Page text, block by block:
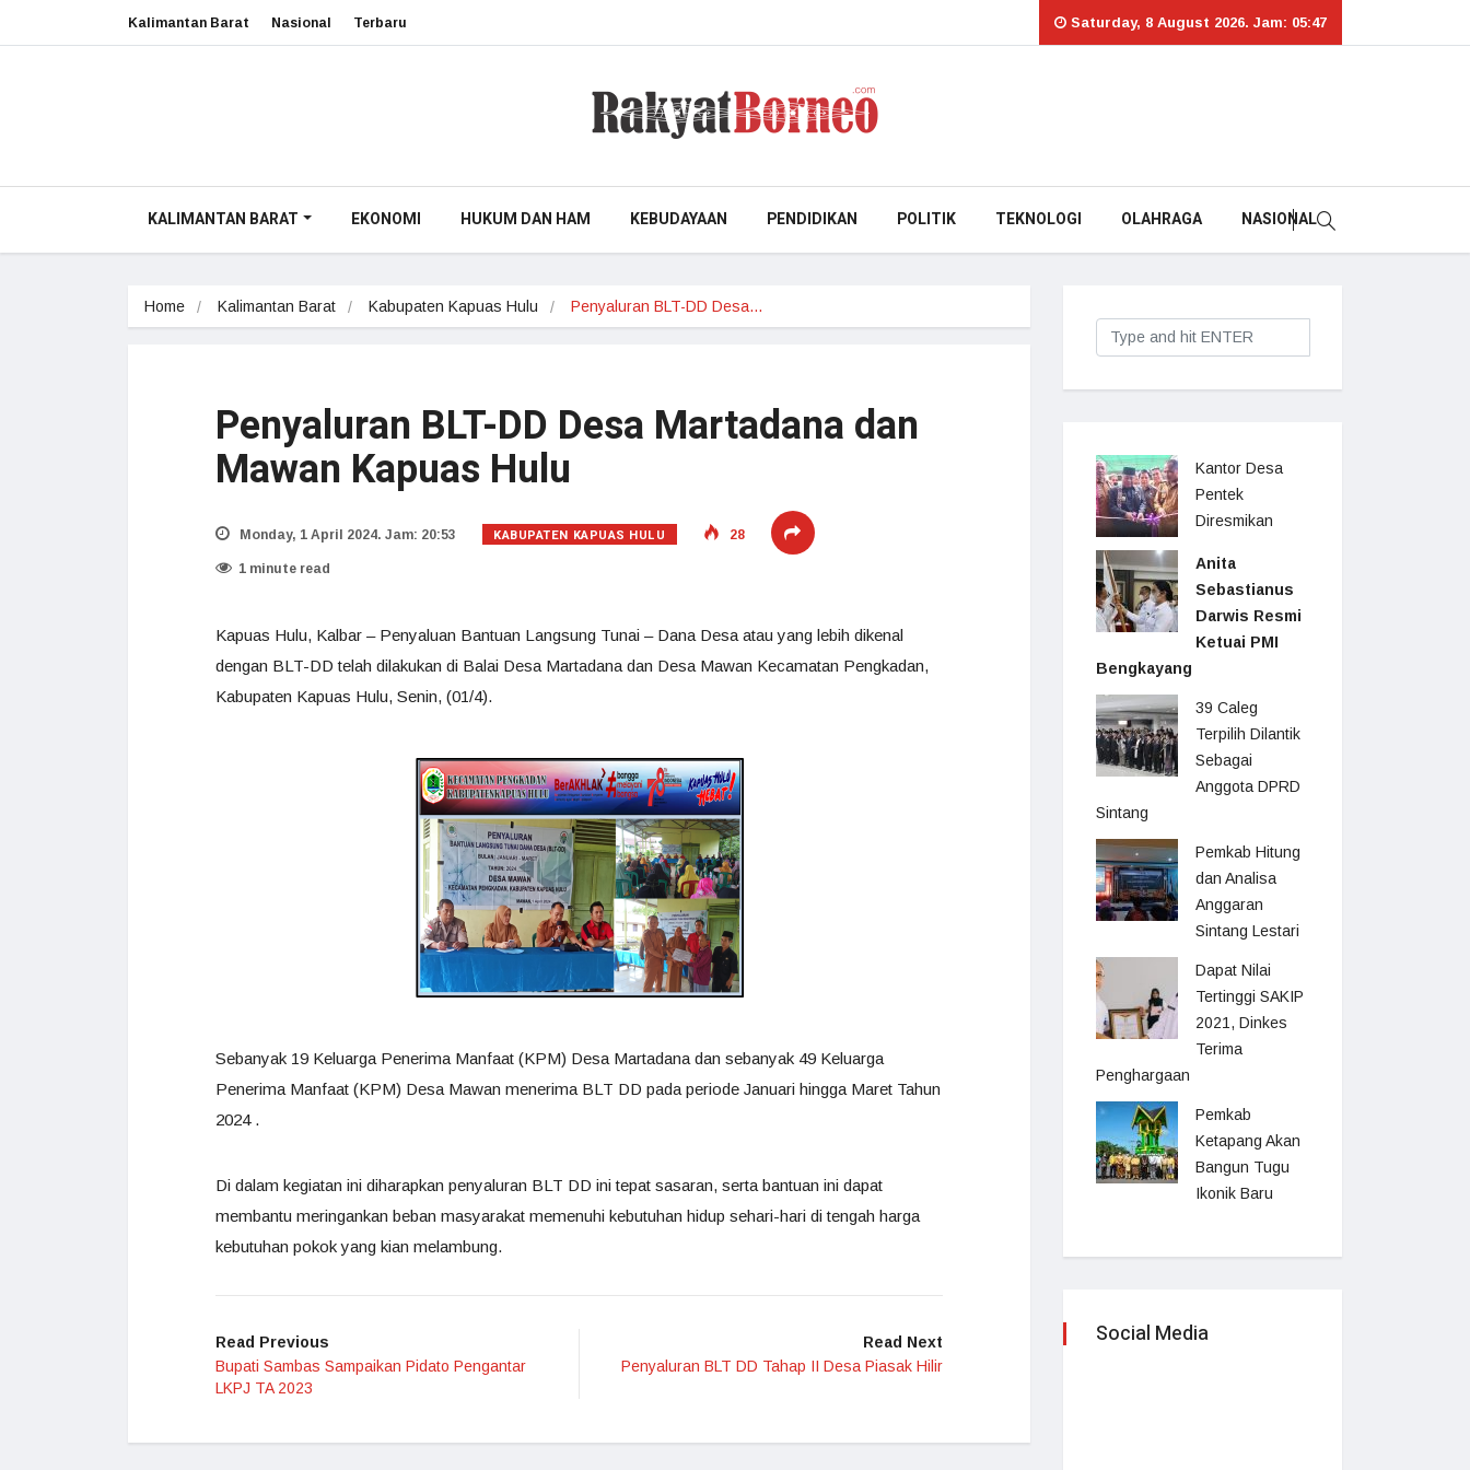
Kalimantan Barat Nasional Terbaru Saturday, 8 August 2026. Jam: 05:47
KALIMANTAN BARAT EKONOMI HUKUM DAN HAM KEBUDAYAAN PENDIDIKAN POLITIK TEKNOLOGI OLAHRAGA NASIONAL
Home Kalimantan Barat Kabupaten Kapuas Hulu Penyaluran BLT-DD Desa…
Penyaluran BLT-DD Desa Martadana dan
Mawan Kapuas Hulu
Monday, 1 April 2024. Jam: 20:53 KABUPATEN KAPUAS HULU 28
1 minute read
Kapuas Hulu, Kalbar – Penyaluan Bantuan Langsung Tunai – Dana Desa atau yang lebih dikenal
dengan BLT-DD telah dilakukan di Balai Desa Martadana dan Desa Mawan Kecamatan Pengkadan,
Kabupaten Kapuas Hulu, Senin, (01/4).
Sebanyak 19 Keluarga Penerima Manfaat (KPM) Desa Martadana dan sebanyak 49 Keluarga
Penerima Manfaat (KPM) Desa Mawan menerima BLT DD pada periode Januari hingga Maret Tahun
2024 .
Di dalam kegiatan ini diharapkan penyaluran BLT DD ini tepat sasaran, serta bantuan ini dapat
membantu meringankan beban masyarakat memenuhi kebutuhan hidup sehari-hari di tengah harga
kebutuhan pokok yang kian melambung.
Read Previous
Bupati Sambas Sampaikan Pidato Pengantar
LKPJ TA 2023
Read Next
Penyaluran BLT DD Tahap II Desa Piasak Hilir
Kantor Desa
Pentek
Diresmikan
Anita
Sebastianus
Darwis Resmi
Ketuai PMI
Bengkayang
39 Caleg
Terpilih Dilantik
Sebagai
Anggota DPRD
Sintang
Pemkab Hitung
dan Analisa
Anggaran
Sintang Lestari
Dapat Nilai
Tertinggi SAKIP
2021, Dinkes
Terima
Penghargaan
Pemkab
Ketapang Akan
Bangun Tugu
Ikonik Baru
Social Media